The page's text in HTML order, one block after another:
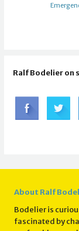
Ralf Bodelier on
About Ralf
Bodelier is
fascinated by